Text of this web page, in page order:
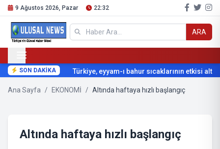
9 Ağustos 2026, Pazar 22:32
ARA
SON DAKİKA Türkiye, eyyam-ı bahur sıcaklarının etkisi
Ana Sayfa / EKONOMİ / Altında haftaya hızlı başlangıç
Altında haftaya hızlı başlangıç